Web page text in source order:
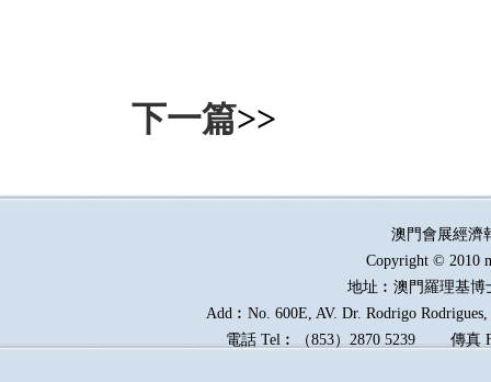
下一篇>>
澳門會展經
Copyright © 2010
地址︰澳門羅理基博
Add︰No. 600E, AV. Dr. Rodrigo
電話 Tel︰（853）2870 5239傳真